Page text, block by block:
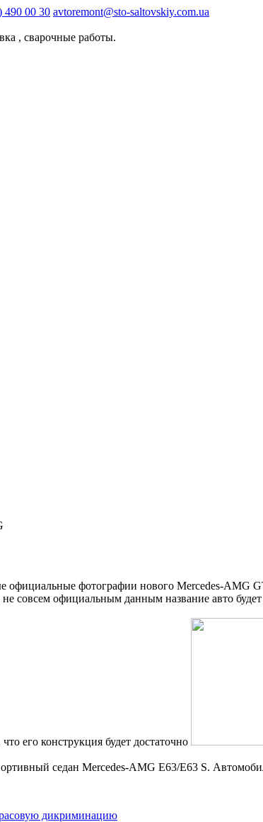
490 00 30 avtoremont@sto-saltovskiy.com.ua
, сварочные работы.
официальные фотографии нового Mercedes-AMG
совсем официальным данным название авто
его конструкция будет достаточно
седан Mercedes-AMG E63/E63 S.
дикриминацию